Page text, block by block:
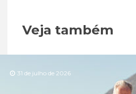
Veja também
31 de julho de 2026